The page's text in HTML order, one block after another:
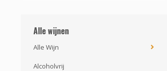
Alle wijnen
Alle Wijn
Alcoholvrij